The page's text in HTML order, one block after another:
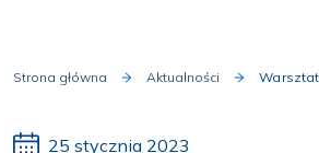
Strona główna Aktualności
25 stycznia 2023